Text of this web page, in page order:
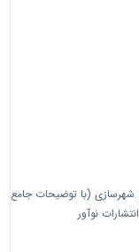
(با توضیحات جامع
نوآور